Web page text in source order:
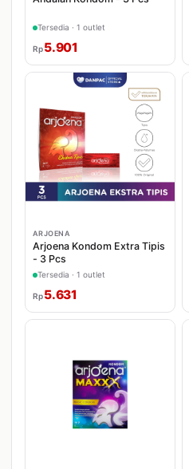
Tersedia · 1 outlet
Rp 5.901
ARJOENA
Arjoena Kondom Extra Tipis
- 3 Pcs
Tersedia · 1 outlet
Rp 5.631